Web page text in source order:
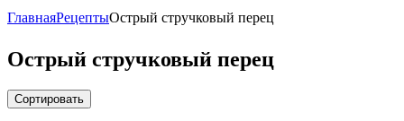
ГлавнаяРецептыОстрый стручковый перец
Острый стручковый перец
Сортировать